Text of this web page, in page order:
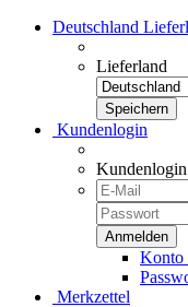
Deutschland
Lieferland
Kundenlogin
Kundenlogin
Konto
Merkzettel